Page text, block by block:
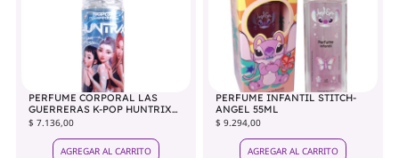
PERFUME CORPORAL LAS
GUERRERAS K-POP HUNTRIX
110ML
$ 7.136,00
AGREGAR AL CARRITO
PERFUME INFANTIL STITCH-
ANGEL 55ML
$ 9.294,00
AGREGAR AL CARRITO